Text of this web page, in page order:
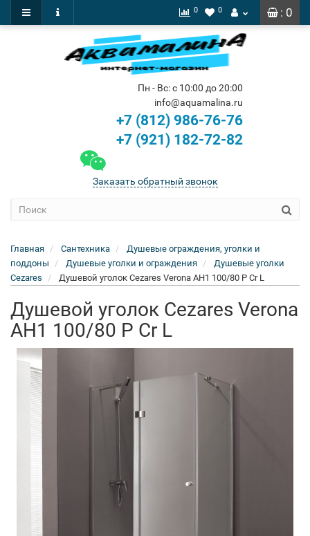
: 0
0 0
Пн - Вс: с 10:00 до 20:00
info@aquamalina.ru
+7 (812) 986-76-76
+7 (921) 182-72-82
Заказать обратный звонок
Главная Сантехника
Душевые ограждения, уголки и
поддоны
Душевые уголки и ограждения
Душевые уголки
Cezares
Душевой уголок Cezares Verona AH1 100/80 P Cr L
Душевой уголок Cezares Verona
AH1 100/80 P Cr L